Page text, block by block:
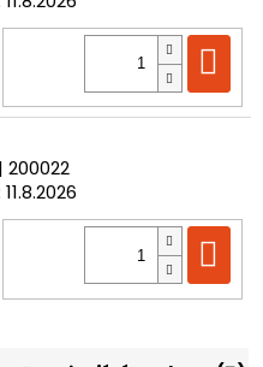
| 200022
11.8.2026